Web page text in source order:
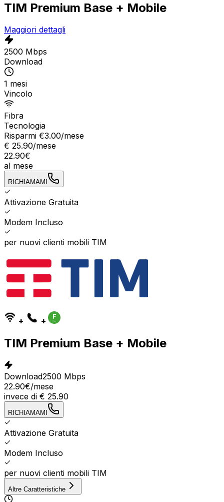
TIM Premium Base + Mobile
Maggiori dettagli
2500 Mbps
Download
1 mesi
Vincolo
Fibra
Tecnologia
Risparmi €3.00/mese
€ 25.90/mese
22.90€
al mese
RICHIAMAMI
Attivazione Gratuita
Modem Incluso
per nuovi clienti mobili TIM
+ +
TIM Premium Base + Mobile
Download2500 Mbps
22.90€/mese
invece di € 25.90
RICHIAMAMI
Attivazione Gratuita
Modem Incluso
per nuovi clienti mobili TIM
Altre Caratteristiche